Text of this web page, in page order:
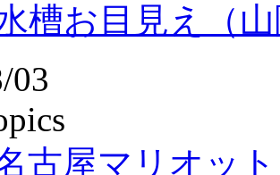
槽お目見え（
03
名古屋マリオッ